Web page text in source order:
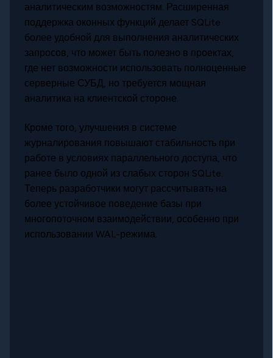
аналитическим возможностям. Расширенная
поддержка оконных функций делает SQLite
более удобной для выполнения аналитических
запросов, что может быть полезно в проектах,
где нет возможности использовать полноценные
серверные СУБД, но требуется мощная
аналитика на клиентской стороне.
Кроме того, улучшения в системе
журналирования повышают стабильность при
работе в условиях параллельного доступа, что
ранее было одной из слабых сторон SQLite.
Теперь разработчики могут рассчитывать на
более устойчивое поведение базы при
многопоточном взаимодействии, особенно при
использовании WAL-режима.